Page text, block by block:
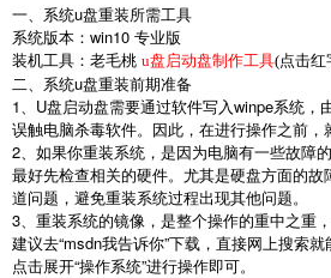
一、系统u盘重装所需工具
系统版本： win10 专业版
装机工具：老毛桃 u盘启动盘制作工具(点击红
二、系统u盘重装前期准备
1、 U盘启动盘需要通过软件写入winpe系统，
误触电脑杀毒软件。因此，在进行操作之前，
2、如果你重装系统，是因为电脑有一些故障
最好先检查相关的硬件。尤其是硬盘方面的
道问题，避免重装系统过程出现其他问题。
3、重装系统的镜像，是整个操作的重中之重
建议去“msdn我告诉你”下载，直接网上搜索就
点击展开“操作系统”进行操作即可。